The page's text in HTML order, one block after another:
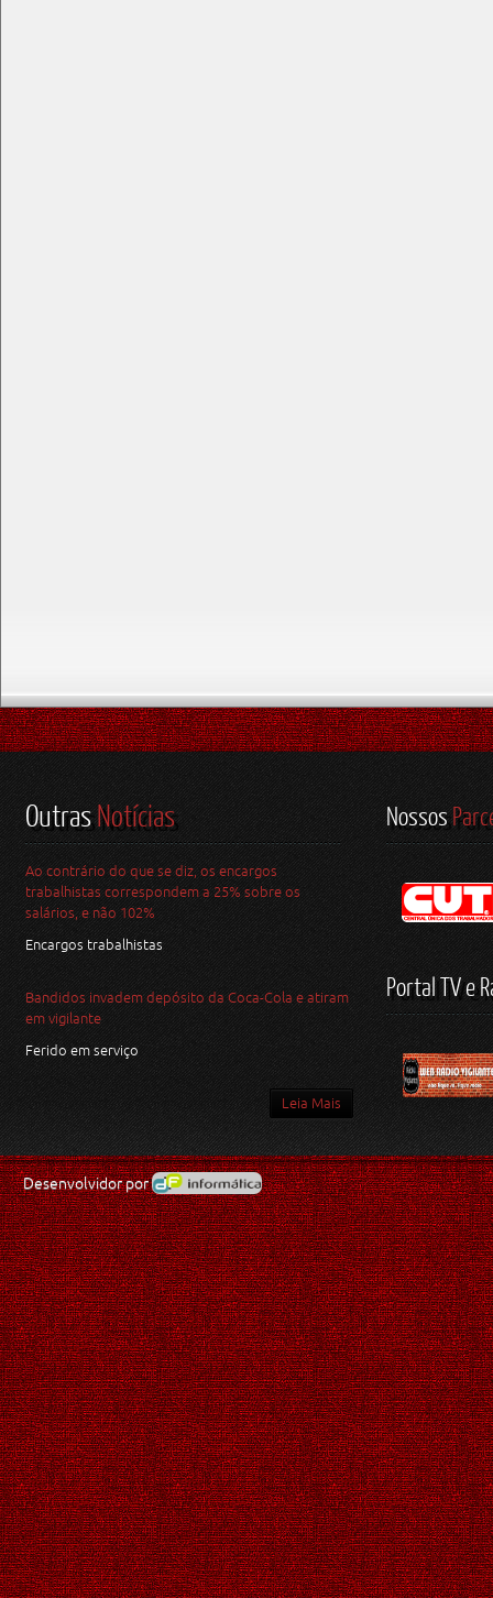
OutrasNotícias
Ao contrário do que se diz, os encargos
trabalhistas correspondem a 25% sobre os
salários, e não 102%
Encargos trabalhistas
Bandidos invadem depósito da Coca-Cola e atiram
em vigilante
Ferido em serviço
Leia Mais
Nossos
Portal TV e
Desenvolvidor por